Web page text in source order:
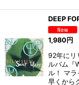
DEEP
1,980円
92年にリ
ルバム『
ル！ マラ
早くから